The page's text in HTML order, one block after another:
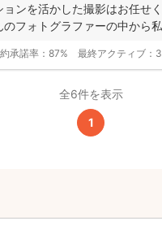
ョンを活かした撮影はお任せ
のフォトグラファーの中から
承諾率： 87% 最終アクティブ：
全6件を表示
1